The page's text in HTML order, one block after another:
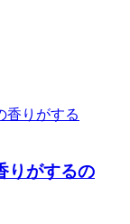
りがするの